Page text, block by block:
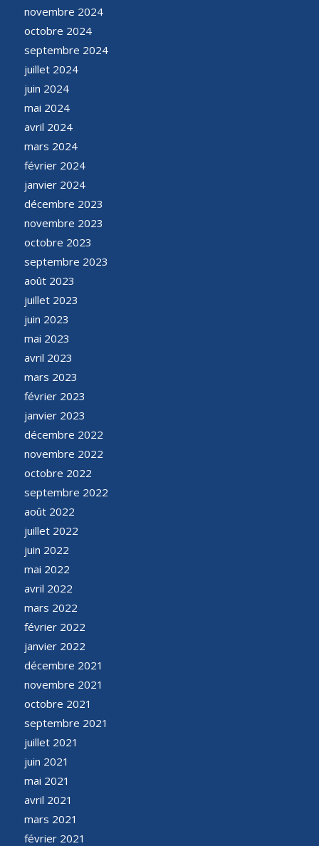
novembre 2024
octobre 2024
septembre 2024
juillet 2024
juin 2024
mai 2024
avril 2024
mars 2024
février 2024
janvier 2024
décembre 2023
novembre 2023
octobre 2023
septembre 2023
août 2023
juillet 2023
juin 2023
mai 2023
avril 2023
mars 2023
février 2023
janvier 2023
décembre 2022
novembre 2022
octobre 2022
septembre 2022
août 2022
juillet 2022
juin 2022
mai 2022
avril 2022
mars 2022
février 2022
janvier 2022
décembre 2021
novembre 2021
octobre 2021
septembre 2021
juillet 2021
juin 2021
mai 2021
avril 2021
mars 2021
février 2021